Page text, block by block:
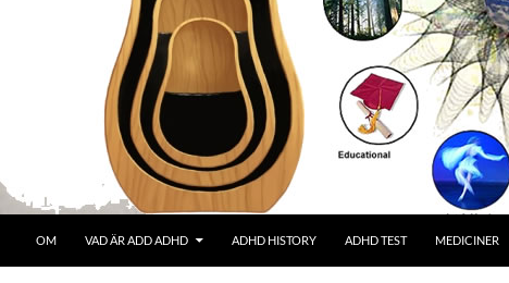
OM VAD ÄR ADD ADHD ADHD HISTORY ADHD TEST MEDICINER